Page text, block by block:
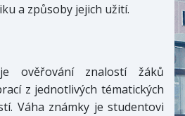
a způsoby jejich užití.
ověřování znalostí žáků
z jednotlivých tématických
Váha známky je studentovi